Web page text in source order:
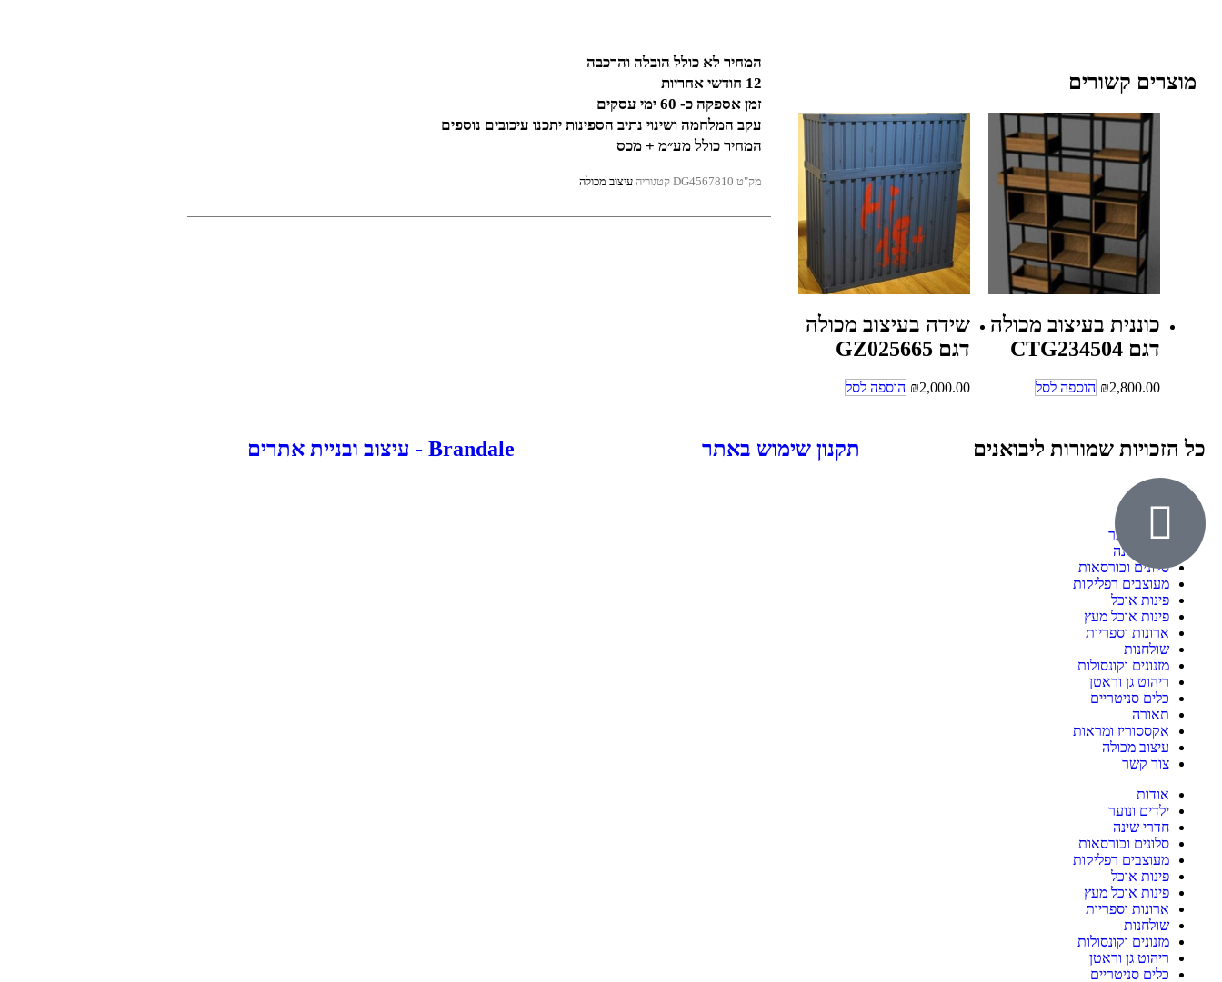
מוצרים קשורים
כוננית בעיצוב מכולה
דגם CTG234504
₪2,800.00 הוספה לסל
שידה בעיצוב מכולה
דגם GZ025665
₪2,000.00 הוספה לסל
המחיר לא כולל הובלה והרכבה
12 חודשי אחריות
זמן אספקה כ- 60 ימי עסקים
עקב המלחמה ושינוי נתיב הספינות יתכנו עיכובים נוספים
המחיר כולל מע״מ + מכס
מק"ט DG4567810 קטגוריה עיצוב מכולה
כל הזכויות שמורות ליבואנים תקנון שימוש באתר Brandale - עיצוב ובניית אתרים
ילדים ונוער
חדרי שינה
סלונים וכורסאות
מעוצבים רפליקות
פינות אוכל
פינות אוכל מעץ
ארונות וספריות
שולחנות
מזנונים וקונסולות
ריהוט גן וראטן
כלים סניטריים
תאורה
אקססוריז ומראות
עיצוב מכולה
צור קשר
אודות
ילדים ונוער
חדרי שינה
סלונים וכורסאות
מעוצבים רפליקות
פינות אוכל
פינות אוכל מעץ
ארונות וספריות
שולחנות
מזנונים וקונסולות
ריהוט גן וראטן
כלים סניטריים